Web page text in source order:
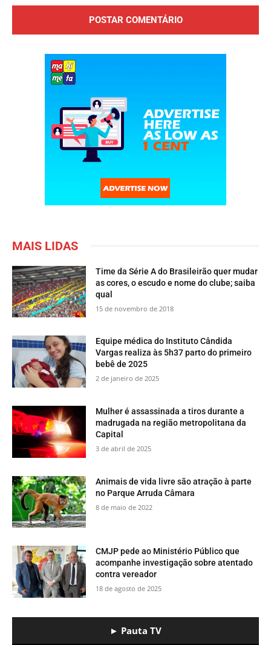
MAIS LIDAS
Time da Série A do Brasileirão quer mudar
as cores, o escudo e nome do clube; saiba
qual
15 de novembro de 2018
Equipe médica do Instituto Cândida
Vargas realiza às 5h37 parto do primeiro
bebê de 2025
2 de janeiro de 2025
Mulher é assassinada a tiros durante a
madrugada na região metropolitana da
Capital
3 de abril de 2025
​Animais de vida livre são atração à parte
no Parque Arruda Câmara
8 de maio de 2022
CMJP pede ao Ministério Público que
acompanhe investigação sobre atentado
contra vereador
18 de agosto de 2025
► Pauta TV